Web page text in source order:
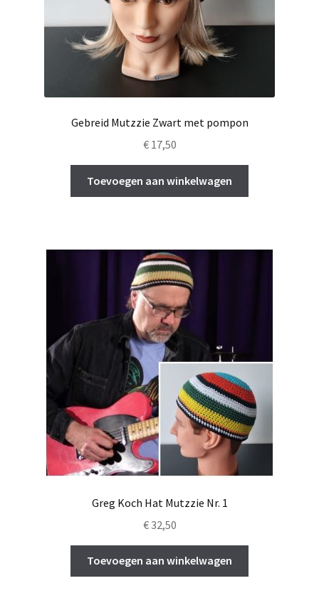
Gebreid Mutzzie Zwart met pompon
€17,50
Toevoegen aan winkelwagen
Greg Koch Hat Mutzzie Nr. 1
€32,50
Toevoegen aan winkelwagen